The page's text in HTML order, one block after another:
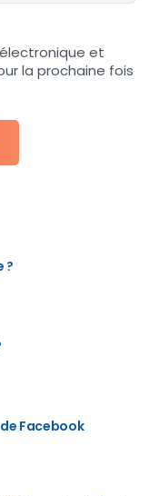
et
la prochaine fois
?
Facebook